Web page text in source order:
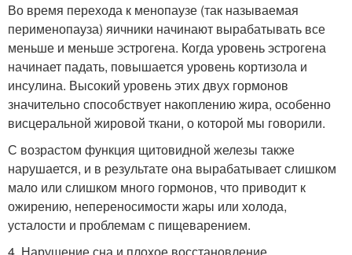
Во время перехода к менопаузе (так называемая
перименопауза) яичники начинают вырабатывать все
меньше и меньше эстрогена. Когда уровень эстрогена
начинает падать, повышается уровень кортизола и
инсулина. Высокий уровень этих двух гормонов
значительно способствует накоплению жира, особенно
висцеральной жировой ткани, о которой мы говорили.
С возрастом функция щитовидной железы также
нарушается, и в результате она вырабатывает слишком
мало или слишком много гормонов, что приводит к
ожирению, непереносимости жары или холода,
усталости и проблемам с пищеварением.